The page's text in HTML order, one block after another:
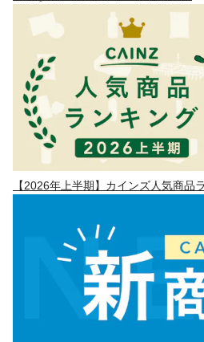
【2026年上半期】カインズ人気商品